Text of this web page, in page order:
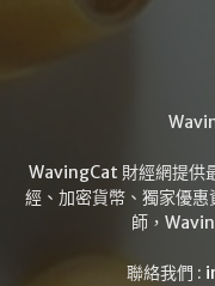
WavingCat 財經網提供
經、加密貨幣、獨家優
師，
聯絡我們 :